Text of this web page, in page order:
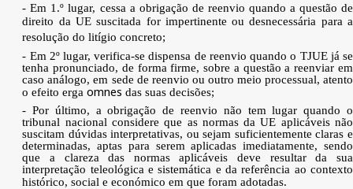
- Em 1.º lugar, cessa a obrigação de reenvio quando a questão de
direito da UE suscitada for impertinente ou desnecessária para a
resolução do litígio concreto;
- Em 2º lugar, verifica-se dispensa de reenvio quando o TJUE já se
tenha pronunciado, de forma firme, sobre a questão a reenviar em
caso análogo, em sede de reenvio ou outro meio processual, atento
o efeito ergaomnes das suas decisões;
- Por último, a obrigação de reenvio não tem lugar quando o
tribunal nacional considere que as normas da UE aplicáveis não
suscitam dúvidas interpretativas, ou sejam suficientemente claras e
determinadas, aptas para serem aplicadas imediatamente, sendo
que a clareza das normas aplicáveis deve resultar da sua
interpretação teleológica e sistemática e da referência ao contexto
histórico, social e económico em que foram adotadas.